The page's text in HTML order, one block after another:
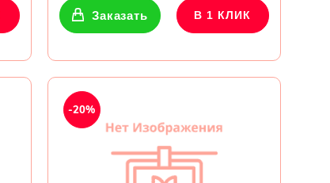
Заказать В 1 КЛИК
-20%